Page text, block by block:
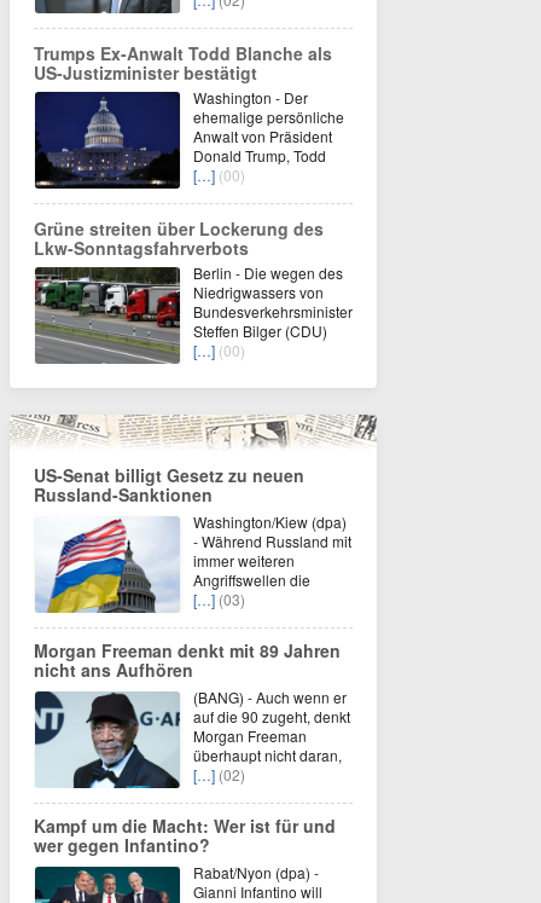
Trumps Ex-Anwalt Todd Blanche als
US-Justizminister bestätigt
Washington - Der
ehemalige persönliche
Anwalt von Präsident
Donald Trump, Todd
[…] (00)
Grüne streiten über Lockerung des
Lkw-Sonntagsfahrverbots
Berlin - Die wegen des
Niedrigwassers von
Bundesverkehrsminister
Steffen Bilger (CDU)
[…] (00)
US-Senat billigt Gesetz zu neuen
Russland-Sanktionen
Washington/Kiew (dpa)
- Während Russland mit
immer weiteren
Angriffswellen die
[…] (03)
Morgan Freeman denkt mit 89 Jahren
nicht ans Aufhören
(BANG) - Auch wenn er
auf die 90 zugeht, denkt
Morgan Freeman
überhaupt nicht daran,
[…] (02)
Kampf um die Macht: Wer ist für und
wer gegen Infantino?
Rabat/Nyon (dpa) -
Gianni Infantino will